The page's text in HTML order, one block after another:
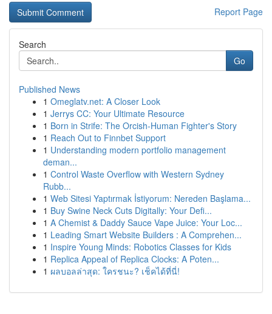
Report Page
Search
Go
Published News
1 Omeglatv.net: A Closer Look
1 Jerrys CC: Your Ultimate Resource
1 Born in Strife: The Orcish-Human Fighter's Story
1 Reach Out to Finnbet Support
1 Understanding modern portfolio management
deman...
1 Control Waste Overflow with Western Sydney
Rubb...
1 Web Sitesi Yaptırmak İstiyorum: Nereden Başlama...
1 Buy Swine Neck Cuts Digitally: Your Defi...
1 A Chemist & Daddy Sauce Vape Juice: Your Loc...
1 Leading Smart Website Builders : A Comprehen...
1 Inspire Young Minds: Robotics Classes for Kids
1 Replica Appeal of Replica Clocks: A Poten...
1 ผลบอลล่าสุด: ใครชนะ? เช็คได้ที่นี่!